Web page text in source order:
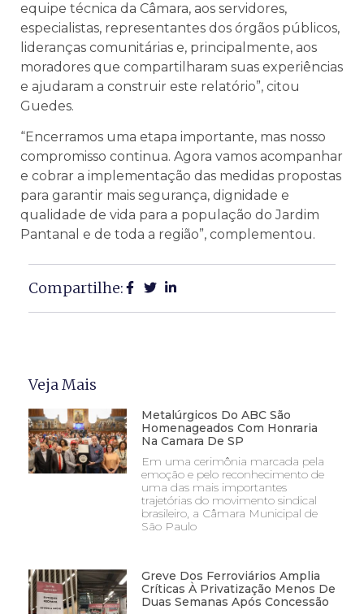
equipe técnica da Câmara, aos servidores,
especialistas, representantes dos órgãos públicos,
lideranças comunitárias e, principalmente, aos
moradores que compartilharam suas experiências
e ajudaram a construir este relatório”, citou
Guedes.
“Encerramos uma etapa importante, mas nosso
compromisso continua. Agora vamos acompanhar
e cobrar a implementação das medidas propostas
para garantir mais segurança, dignidade e
qualidade de vida para a população do Jardim
Pantanal e de toda a região”, complementou.
Compartilhe:
Veja Mais
Metalúrgicos Do ABC São
Homenageados Com Honraria
Na Camara De SP
Em uma cerimônia marcada pela
emoção e pelo reconhecimento de
uma das mais importantes
trajetórias do movimento sindical
brasileiro, a Câmara Municipal de
São Paulo
Greve Dos Ferroviários Amplia
Críticas À Privatização Menos De
Duas Semanas Após Concessão